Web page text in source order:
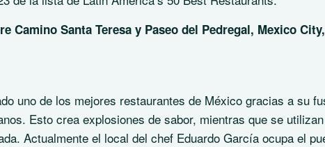
Camino Santa Teresa y Paseo del Pedregal, Mexico City,
uno de los mejores restaurantes de México gracias a su
Esto crea explosiones de sabor, mientras que se utilizan
Actualmente el local del chef Eduardo García ocupa el